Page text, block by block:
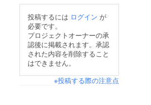
投稿するには ログイン が
必要です。
プロジェクトオーナーの承
認後に掲載されます。承認
された内容を削除すること
はできません。
※投稿する際の注意点